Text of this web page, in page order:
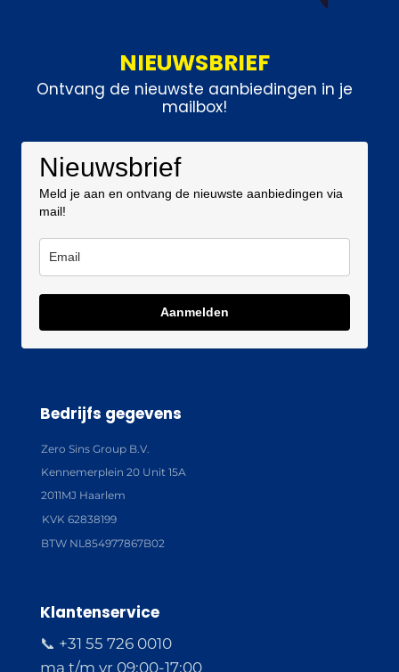
NIEUWSBRIEF
Ontvang de nieuwste aanbiedingen in je
mailbox!
Nieuwsbrief
Meld je aan en ontvang de nieuwste aanbiedingen via
mail!
Aanmelden
Bedrijfs gegevens
Zero Sins Group B.V.
Kennemerplein 20 Unit 15A
2011MJ Haarlem
KVK 62838199
BTW NL854977867B02
Klantenservice
📞 +31 55 726 0010
ma t/m vr 09:00-17:00